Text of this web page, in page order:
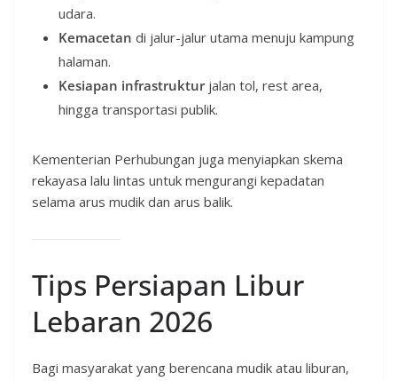
udara.
Kemacetan di jalur-jalur utama menuju kampung
halaman.
Kesiapan infrastrukturjalan tol, rest area,
hingga transportasi publik.
Kementerian Perhubungan juga menyiapkan skema
rekayasa lalu lintas untuk mengurangi kepadatan
selama arus mudik dan arus balik.
Tips Persiapan Libur
Lebaran 2026
Bagi masyarakat yang berencana mudik atau liburan,